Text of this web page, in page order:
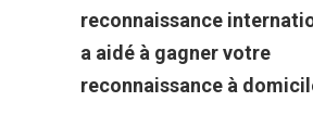
reconnaissance
a aidé à gagner votre
reconnaissance à